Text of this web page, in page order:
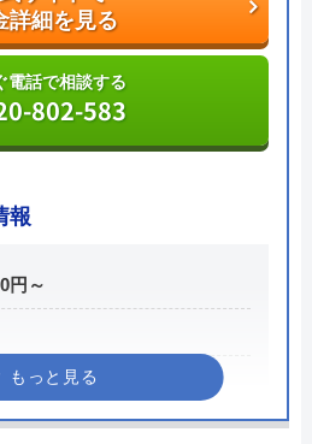
電話で相談する
896-893
太郎
港区南青山2丁目2番15号ウィン
詳細を見る
電話で相談する
802-583
報
円～
時に回答
23:00